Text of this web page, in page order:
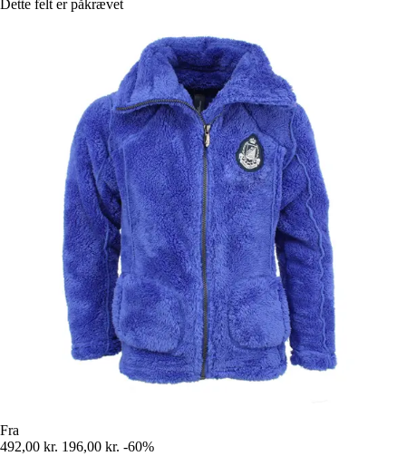
Dette felt er påkrævet
Fra
492,00 kr. 196,00 kr. -60%